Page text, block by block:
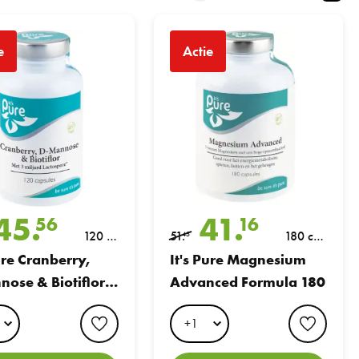
56
120 c
aps
Cranberry,
& Biotiflor
favorite button
Actie
51.
45 41.16
180 cap
sules
It's Pure Magnesium
Advanced Formula 180